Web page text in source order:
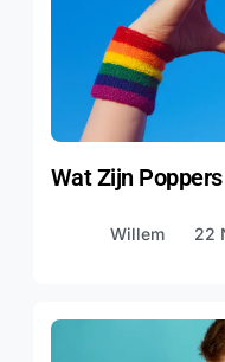
Wat Zijn
Willem 22